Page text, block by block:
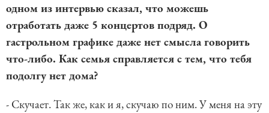
одном из интервью сказал, что можешь
отработать даже 5 концертов подряд. О
гастрольном графике даже нет смысла говорить
что-либо. Как семья справляется с тем, что тебя
подолгу нет дома?
- Скучает. Так же, как и я, скучаю по ним. У меня на эту